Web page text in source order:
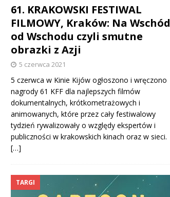
61. KRAKOWSKI FESTIWAL
FILMOWY, Kraków: Na Wschód
od Wschodu czyli smutne
obrazki z Azji
5 czerwca 2021
5 czerwca w Kinie Kijów ogłoszono i wręczono
nagrody 61 KFF dla najlepszych filmów
dokumentalnych, krótkometrażowych i
animowanych, które przez cały festiwalowy
tydzień rywalizowały o względy ekspertów i
publiczności w krakowskich kinach oraz w sieci.
[…]
TARGI